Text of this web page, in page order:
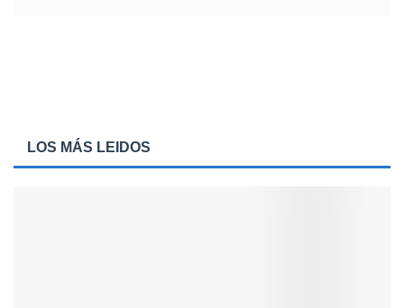
LOS MÁS LEIDOS